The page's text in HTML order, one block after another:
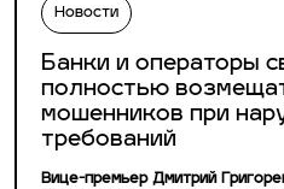
Новости
Банки и операторы
полностью
мошенников при
требований
Вице-премьер Дмитрий